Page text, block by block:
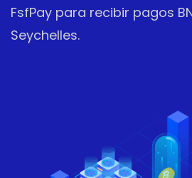
FsfPay para recibir pagos
Seychelles.